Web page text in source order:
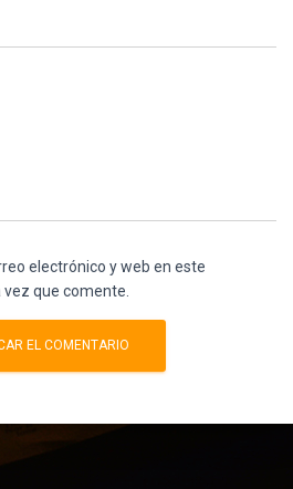
electrónico y web en este
que comente.